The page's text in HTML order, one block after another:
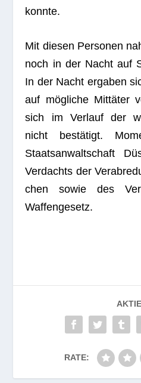
konnte.
Mit die­sen Per­so­nen
noch in der Nacht auf
In der Nacht erga­ben
auf mög­li­che Mit­tä­ter
sich im Ver­lauf der
nicht bestä­tigt.
Staats­an­walt­schaft
Ver­dachts der
chen sowie des
Waffengesetz.
RATE: